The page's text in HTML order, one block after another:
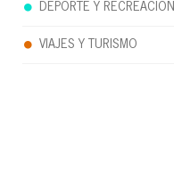
DEPORTE Y RECREACIÓN
VIAJES Y TURISMO